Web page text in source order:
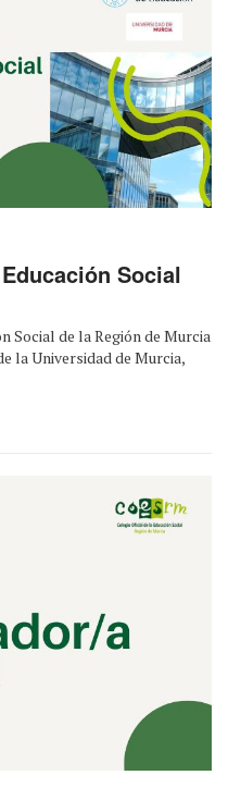
Social
Social de la Región de Murcia
la Universidad de Murcia,